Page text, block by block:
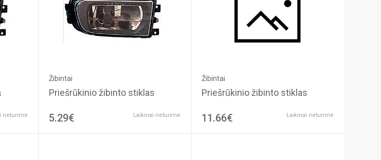
neturime
Žibintai
Priešrūkinio žibinto stiklas
5.29€ Laikinai neturime
Žibintai
Priešrūkinio žibinto stiklas
11.66€ Laikinai neturime